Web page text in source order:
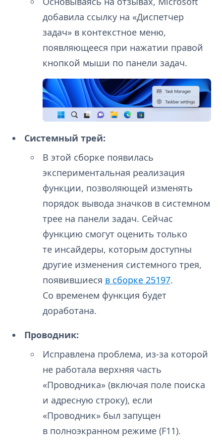
добавила ссылку на «Диспетчер
задач» в контекстное меню,
появляющееся при нажатии правой
кнопкой мыши по панели задач.
Системный трей:
В этой сборке появилась
экспериментальная реализация
функции, позволяющей изменять
порядок вывода значков в системном
трее на панели задач. Сейчас
функцию смогут оценить только
те инсайдеры, которым доступны
другие изменения системного трея,
появившиеся в сборке 25197.
Со временем функция будет
доработана.
Проводник:
Исправлена проблема, из-за которой
не работала верхняя часть
«Проводника» (включая поле поиска
и адресную строку), если
«Проводник» был запущен
в полноэкранном режиме (F11).